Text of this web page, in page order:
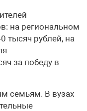
на региональном
тысяч рублей, на
за победу в
семьям. В вузах